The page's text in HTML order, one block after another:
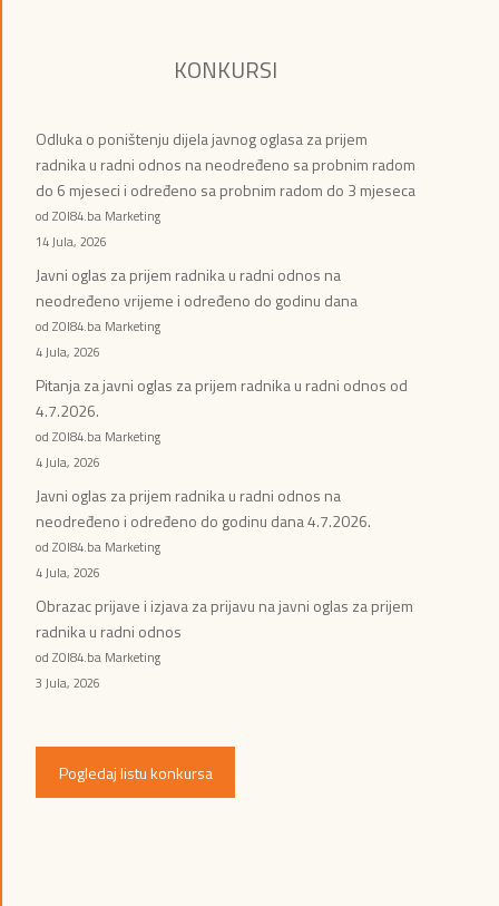
KONKURSI
Odluka o poništenju dijela javnog oglasa za prijem
radnika u radni odnos na neodređeno sa probnim radom
do 6 mjeseci i određeno sa probnim radom do 3 mjeseca
od ZOI84.ba Marketing
14 Jula, 2026
Javni oglas za prijem radnika u radni odnos na
neodređeno vrijeme i određeno do godinu dana
od ZOI84.ba Marketing
4 Jula, 2026
Pitanja za javni oglas za prijem radnika u radni odnos od
4.7.2026.
od ZOI84.ba Marketing
4 Jula, 2026
Javni oglas za prijem radnika u radni odnos na
neodređeno i određeno do godinu dana 4.7.2026.
od ZOI84.ba Marketing
4 Jula, 2026
Obrazac prijave i izjava za prijavu na javni oglas za prijem
radnika u radni odnos
od ZOI84.ba Marketing
3 Jula, 2026
Pogledaj listu konkursa